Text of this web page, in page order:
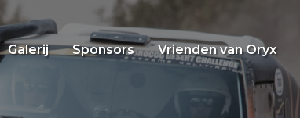
Galerij Sponsors Vrienden van Oryx